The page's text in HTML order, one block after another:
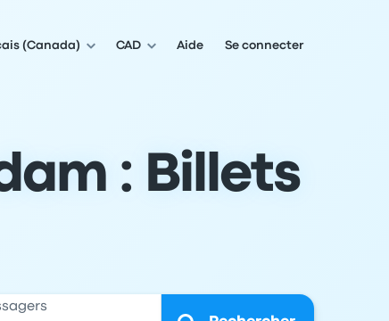
(Canada) CAD Aide Se connecter
: Billets